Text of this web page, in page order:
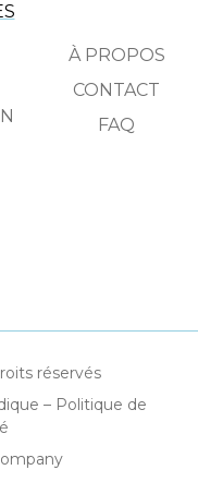
À PROPOS
CONTACT
FAQ
réservés
– Politique de